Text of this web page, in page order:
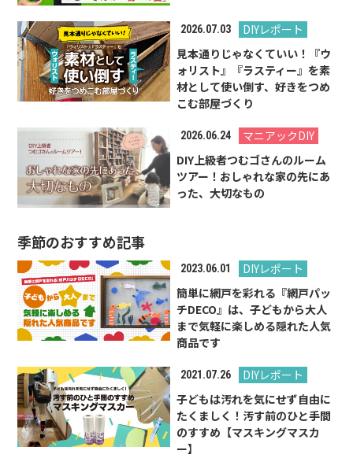
2026.07.03
DIYレポート
見本通りじゃなくていい！『ウ
ォリスト』『ラスティー』を素
材として使い倒す、好きをつめ
こむ部屋づくり
2026.06.24
マニアックDIY
DIY上級者つむゴさんのルーム
ツアー！おしゃれな家の先にあ
った、大切なもの
季節のおすすめ記事
2023.06.01
DIYレポート
簡単に網戸を彩れる『網戸パッ
チDECO』は、子どもから大人
まで気軽に楽しめる隠れた人気
商品です
2021.07.26
DIYレポート
子どもは汚れを気にせず自由に
たくましく！汚す前のひと手間
のすすめ【マスキングマスカ
ー】